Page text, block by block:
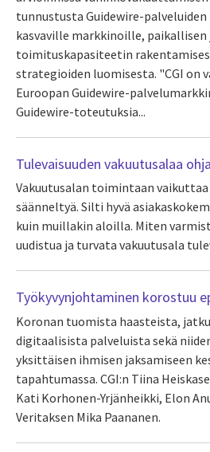
tunnustusta Guidewire-
kasvaville markkinoille, paikallisen
toimituskapasiteetin
strategioiden luomisesta. "CGI on
Euroopan Guidewire-
Guidewire-toteutuksia...
Tulevaisuuden vakuutusalaa
Vakuutusalan toimintaan vaikuttaa
säänneltyä. Silti hyvä
kuin muillakin aloilla. Miten
uudistua ja turvata vakuutusala
Työkyvynjohtaminen korostuu
Koronan tuomista haasteista,
digitaalisista palveluista sekä
yksittäisen ihmisen jaksamiseen
tapahtumassa. CGI:n Tiina
Kati Korhonen-Yrjänheikki, Elon
Veritaksen Mika Paananen.